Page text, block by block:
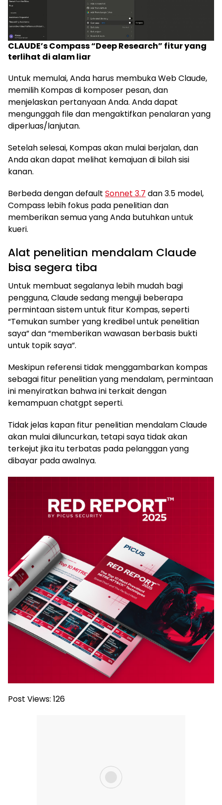
CLAUDE’s Compass “Deep Research” fitur yang
terlihat di alam liar
Untuk memulai, Anda harus membuka Web Claude,
memilih Kompas di komposer pesan, dan
menjelaskan pertanyaan Anda. Anda dapat
mengunggah file dan mengaktifkan penalaran yang
diperluas/lanjutan.
Setelah selesai, Kompas akan mulai berjalan, dan
Anda akan dapat melihat kemajuan di bilah sisi
kanan.
Berbeda dengan default Sonnet 3.7 dan 3.5 model,
Compass lebih fokus pada penelitian dan
memberikan semua yang Anda butuhkan untuk
kueri.
Alat penelitian mendalam Claude
bisa segera tiba
Untuk membuat segalanya lebih mudah bagi
pengguna, Claude sedang menguji beberapa
permintaan sistem untuk fitur Kompas, seperti
“Temukan sumber yang kredibel untuk penelitian
saya” dan “memberikan wawasan berbasis bukti
untuk topik saya”.
Meskipun referensi tidak menggambarkan kompas
sebagai fitur penelitian yang mendalam, permintaan
ini menyiratkan bahwa ini terkait dengan
kemampuan chatgpt seperti.
Tidak jelas kapan fitur penelitian mendalam Claude
akan mulai diluncurkan, tetapi saya tidak akan
terkejut jika itu terbatas pada pelanggan yang
dibayar pada awalnya.
Post Views: 126